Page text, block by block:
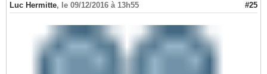
Luc Hermitte, le 09/12/2016 à 13h55 #25